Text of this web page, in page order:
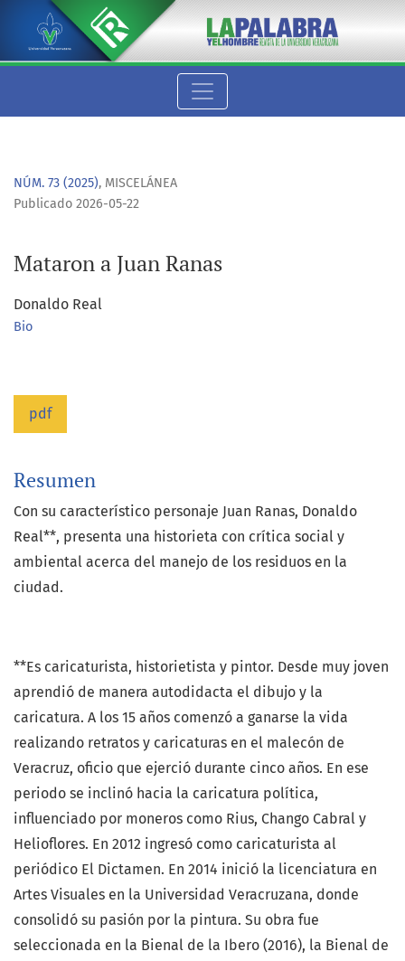
Mataron a Juan Ranas
NÚM. 73 (2025), MISCELÁNEA
Mataron a Juan Ranas
Publicado 2026-05-22
Donaldo Real
Bio
pdf
Resumen
Con su característico personaje Juan Ranas, Donaldo
Real**, presenta una historieta con crítica social y
ambiental acerca del manejo de los residuos en la
ciudad.
**Es caricaturista, historietista y pintor. Desde muy joven
aprendió de manera autodidacta el dibujo y la
caricatura. A los 15 años comenzó a ganarse la vida
realizando retratos y caricaturas en el malecón de
Veracruz, oficio que ejerció durante cinco años. En ese
periodo se inclinó hacia la caricatura política,
influenciado por moneros como Rius, Chango Cabral y
Helioflores. En 2012 ingresó como caricaturista al
periódico El Dictamen. En 2014 inició la licenciatura en
Artes Visuales en la Universidad Veracruzana, donde
consolidó su pasión por la pintura. Su obra fue
seleccionada en la Bienal de la Ibero (2016), la Bienal de